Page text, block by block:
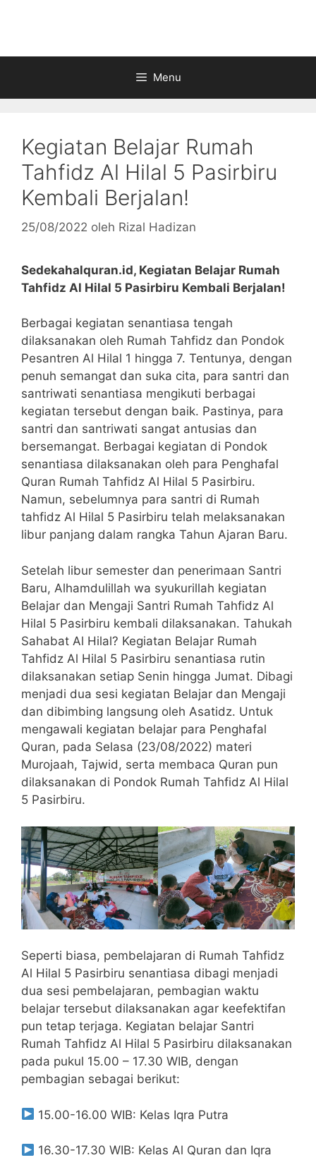
Menu
Kegiatan Belajar Rumah
Tahfidz Al Hilal 5 Pasirbiru
Kembali Berjalan!
25/08/2022 oleh Rizal Hadizan
Sedekahalquran.id, Kegiatan Belajar Rumah
Tahfidz Al Hilal 5 Pasirbiru Kembali Berjalan!
Berbagai kegiatan senantiasa tengah
dilaksanakan oleh Rumah Tahfidz dan Pondok
Pesantren Al Hilal 1 hingga 7. Tentunya, dengan
penuh semangat dan suka cita, para santri dan
santriwati senantiasa mengikuti berbagai
kegiatan tersebut dengan baik. Pastinya, para
santri dan santriwati sangat antusias dan
bersemangat. Berbagai kegiatan di Pondok
senantiasa dilaksanakan oleh para Penghafal
Quran Rumah Tahfidz Al Hilal 5 Pasirbiru.
Namun, sebelumnya para santri di Rumah
tahfidz Al Hilal 5 Pasirbiru telah melaksanakan
libur panjang dalam rangka Tahun Ajaran Baru.
Setelah libur semester dan penerimaan Santri
Baru, Alhamdulillah wa syukurillah kegiatan
Belajar dan Mengaji Santri Rumah Tahfidz Al
Hilal 5 Pasirbiru kembali dilaksanakan. Tahukah
Sahabat Al Hilal? Kegiatan Belajar Rumah
Tahfidz Al Hilal 5 Pasirbiru senantiasa rutin
dilaksanakan setiap Senin hingga Jumat. Dibagi
menjadi dua sesi kegiatan Belajar dan Mengaji
dan dibimbing langsung oleh Asatidz. Untuk
mengawali kegiatan belajar para Penghafal
Quran, pada Selasa (23/08/2022) materi
Murojaah, Tajwid, serta membaca Quran pun
dilaksanakan di Pondok Rumah Tahfidz Al Hilal
5 Pasirbiru.
Seperti biasa, pembelajaran di Rumah Tahfidz
Al Hilal 5 Pasirbiru senantiasa dibagi menjadi
dua sesi pembelajaran, pembagian waktu
belajar tersebut dilaksanakan agar keefektifan
pun tetap terjaga. Kegiatan belajar Santri
Rumah Tahfidz Al Hilal 5 Pasirbiru dilaksanakan
pada pukul 15.00 – 17.30 WIB, dengan
pembagian sebagai berikut:
15.00-16.00 WIB: Kelas Iqra Putra
16.30-17.30 WIB: Kelas Al Quran dan Iqra